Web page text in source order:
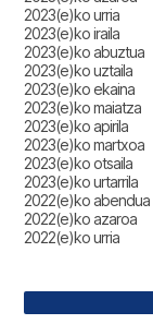
2023(e)ko urria
2023(e)ko iraila
2023(e)ko abuztua
2023(e)ko uztaila
2023(e)ko ekaina
2023(e)ko maiatza
2023(e)ko apirila
2023(e)ko martxoa
2023(e)ko otsaila
2023(e)ko urtarrila
2022(e)ko abendua
2022(e)ko azaroa
2022(e)ko urria